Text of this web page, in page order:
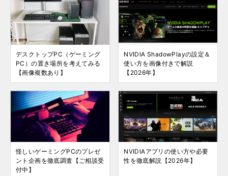
デスクトップPC（ゲーミング
PC）の置き場所を考えてみる
【画像複数あり】
NVIDIA ShadowPlayの設定＆
使い方を画像付きで解説
【2026年】
怪しいゲーミングPCのプレゼ
ント企画を徹底調査【ご相談受
付中】
NVIDIAアプリの使い方や必要
性を徹底解説【2026年】